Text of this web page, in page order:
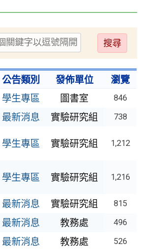
送
出
公告類別 發佈單位
瀏覽
學生專區 圖書室 846
最新消息 實驗研究組 738
學生專區 實驗研究組 1,212
學生專區 實驗研究組 1,216
最新消息 實驗研究組 815
最新消息 教務處 496
最新消息 教務處 526